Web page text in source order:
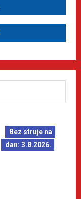
Bez struje na
dan: 3.8.2026.